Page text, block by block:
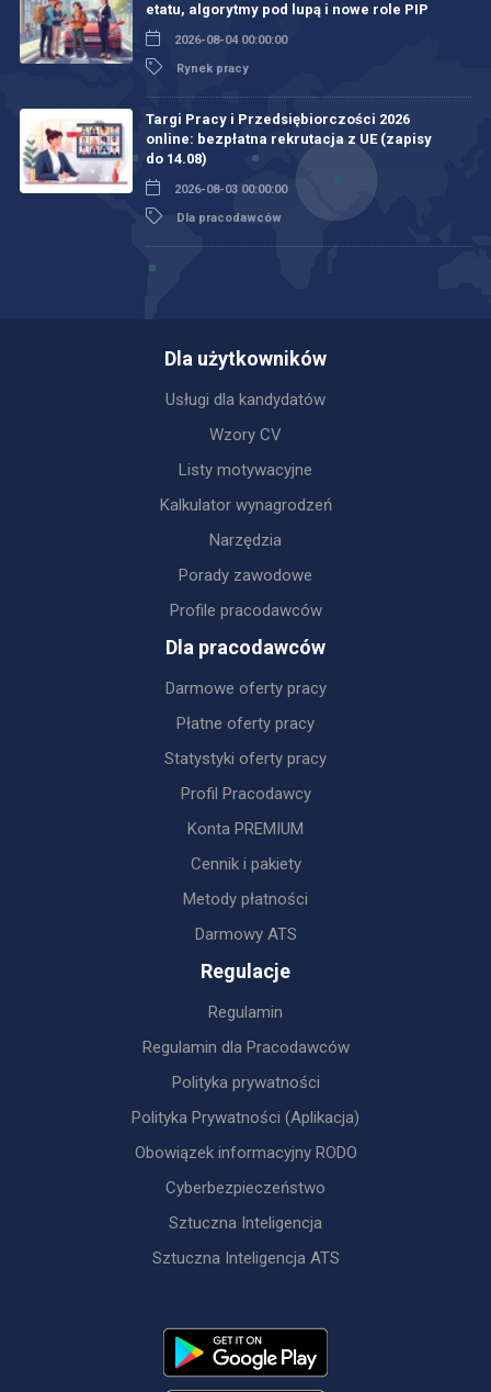
etatu, algorytmy pod lupą i nowe role PIP
2026-08-04 00:00:00
Rynek pracy
Targi Pracy i Przedsiębiorczości 2026
online: bezpłatna rekrutacja z UE (zapisy
do 14.08)
2026-08-03 00:00:00
Dla pracodawców
Dla użytkowników
Usługi dla kandydatów
Wzory CV
Listy motywacyjne
Kalkulator wynagrodzeń
Narzędzia
Porady zawodowe
Profile pracodawców
Dla pracodawców
Darmowe oferty pracy
Płatne oferty pracy
Statystyki oferty pracy
Profil Pracodawcy
Konta PREMIUM
Cennik i pakiety
Metody płatności
Darmowy ATS
Regulacje
Regulamin
Regulamin dla Pracodawców
Polityka prywatności
Polityka Prywatności (Aplikacja)
Obowiązek informacyjny RODO
Cyberbezpieczeństwo
Sztuczna Inteligencja
Sztuczna Inteligencja ATS